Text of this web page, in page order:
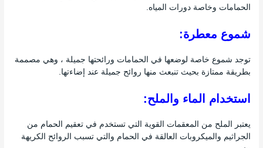
الحمامات وخاصة دورات المياه.
شموع معطرة:
توجد شموع خاصة لوضعها في الحمامات ورائحتها جميلة ، وهي مصممة
بطريقة ممتازة بحيث تنبعث منها روائح جميلة عند إضاءتها.
استخدام الماء والملح:
يعتبر الملح من المعقمات القوية التي تستخدم في تعقيم الحمام من
الجراثيم والميكروبات العالقة في الحمام والتي تسبب الروائح الكريهة